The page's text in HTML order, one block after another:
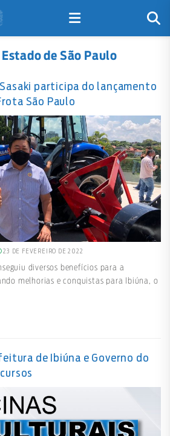
de São Paulo
participa do lançamento
São Paulo
23 DE FEVEREIRO DE 2022
diversos benefícios para a
melhorias e conquistas para Ibiúna, o
de Ibiúna e Governo do